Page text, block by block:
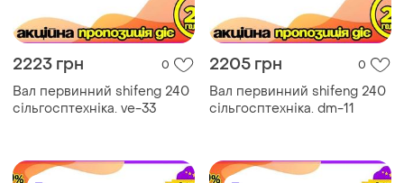
2223 грн 0
Вал первинний shifeng 240
сільгосптехніка. ve-33
2205 грн 0
Вал первинний shifeng 240
сільгосптехніка. dm-11